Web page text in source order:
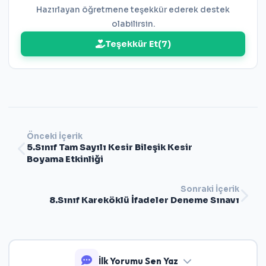
Hazırlayan öğretmene teşekkür ederek destek
olabilirsin.
Teşekkür Et(7)
Önceki İçerik
5.Sınıf Tam Sayılı Kesir Bileşik Kesir
Boyama Etkinliği
Sonraki İçerik
8.Sınıf Kareköklü İfadeler Deneme Sınavı
İlk Yorumu Sen Yaz